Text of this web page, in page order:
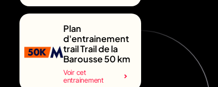
Plan
d'entrainement
trail Trail de la
Barousse 50 km
Voir cet
entrainement